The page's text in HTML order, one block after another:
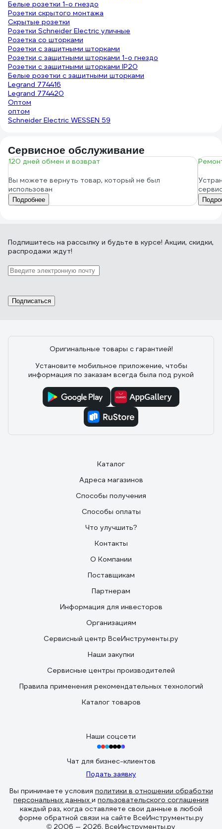
Белые розетки 1-о гнездо
Розетки скрытого монтажа
Скрытые розетки
Розетки Schneider Electric уличные
Розетка со шторками
Розетки с защитными шторками
Розетки с защитными шторками 1-о гнездо
Розетки с защитными шторками IP20
Белые розетки с защитными шторками
Legrand 774416
Legrand 774420
Оптом
оптом
Schneider Electric WESSEN 59
Сервисное обслуживание
120 дней обмен и возврат
Вы можете вернуть товар, который не был
использован
Подробнее
Подпишитесь на рассылку и будьте в курсе! Акции, скидки,
распродажи ждут!
Подписаться
Оригинальные товары с гарантией!
Установите мобильное приложение, чтобы
информация по заказам всегда была под рукой
Каталог
Адреса магазинов
Способы получения
Способы оплаты
Что улучшить?
Контакты
О Компании
Поставщикам
Партнерам
Информация для инвесторов
Организациям
Сервисный центр ВсеИнструменты.ру
Наши закупки
Сервисные центры производителей
Правила применения рекомендательных технологий
Каталог товаров
Наши соцсети
Чат для бизнес-клиентов
Подать заявку
Вы принимаете условия политики в отношении обработки
персональных данных и пользовательского соглашения
каждый раз, когда оставляете свои данные в любой
форме обратной связи на сайте ВсеИнструменты.ру
© 2006 — 2026. ВсеИнструменты.ру